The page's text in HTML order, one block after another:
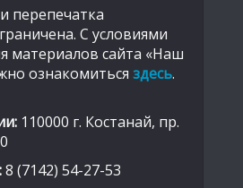
перепечатка
С условиями
материалов сайта «Наш
ознакомиться здесь.
110000 г. Костанай, пр.
8 (7142) 54-27-53